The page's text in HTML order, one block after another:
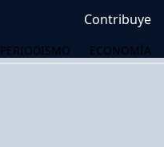
Contribuye
PERIODISMO ECONOMÍA